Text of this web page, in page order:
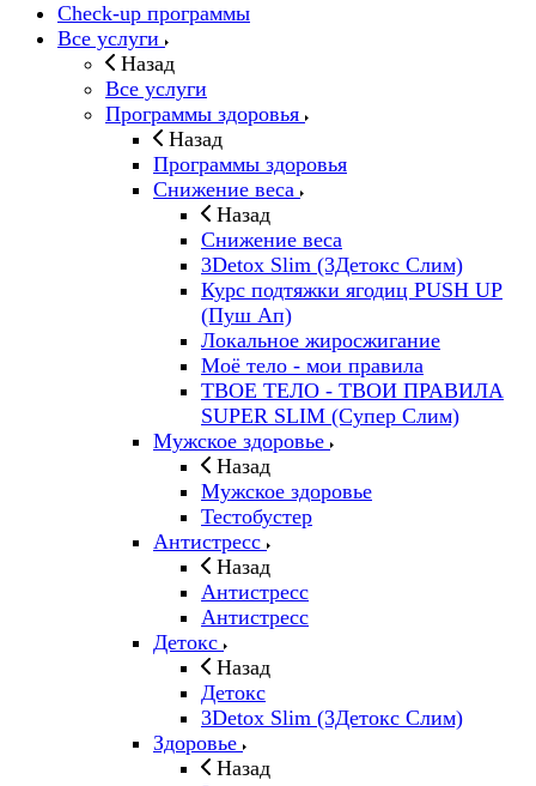
Check-up программы
Все услуги
Назад
Все услуги
Программы здоровья
Назад
Программы здоровья
Снижение веса
Назад
Снижение веса
3Detox Slim (3Детокс Слим)
Курс подтяжки ягодиц PUSH UP
(Пуш Ап)
Локальное жиросжигание
Моё тело - мои правила
ТВОЕ ТЕЛО - ТВОИ ПРАВИЛА
SUPER SLIM (Супер Слим)
Мужское здоровье
Назад
Мужское здоровье
Тестобустер
Антистресс
Назад
Антистресс
Антистресс
Детокс
Назад
Детокс
3Detox Slim (3Детокс Слим)
Здоровье
Назад